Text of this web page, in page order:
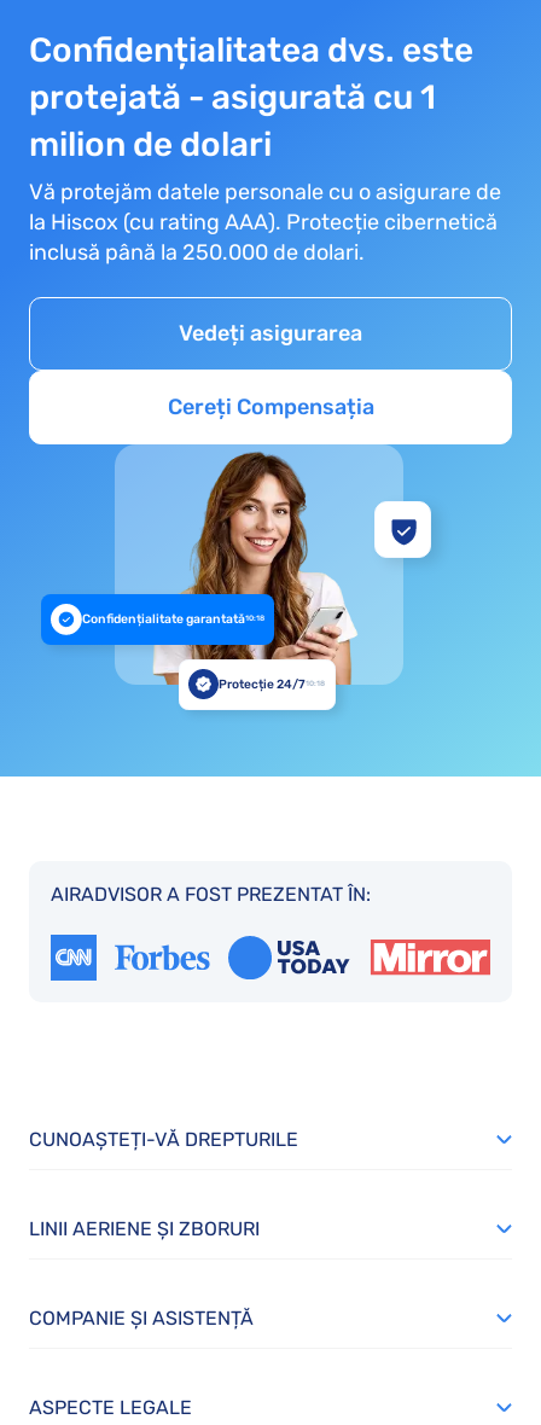
Confidențialitatea dvs. este
protejată - asigurată cu 1
milion de dolari
Vă protejăm datele personale cu o asigurare de
la Hiscox (cu rating AAA). Protecție cibernetică
inclusă până la 250.000 de dolari.
Vedeți asigurarea
Cereți Compensația
Confidențialitate garantată10:18
Protecție 24/710:18
AIRADVISOR A FOST PREZENTAT ÎN:
CUNOAȘTEȚI-VĂ DREPTURILE
LINII AERIENE ȘI ZBORURI
COMPANIE ȘI ASISTENȚĂ
ASPECTE LEGALE